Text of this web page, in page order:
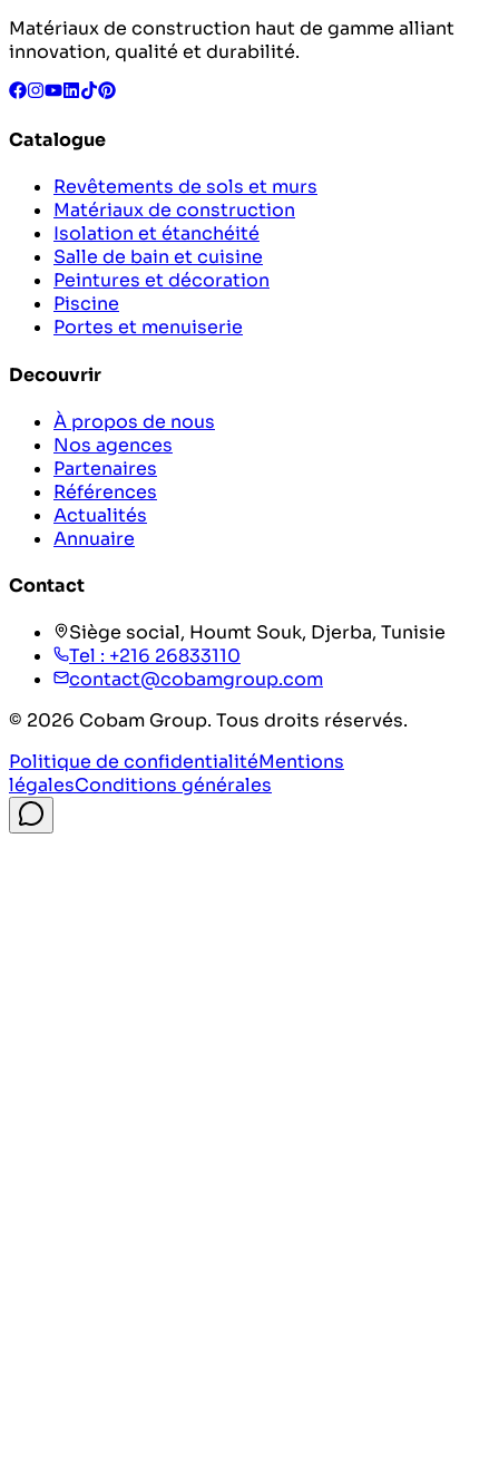
Matériaux de construction haut de gamme alliant
innovation, qualité et durabilité.
Catalogue
Revêtements de sols et murs
Matériaux de construction
Isolation et étanchéité
Salle de bain et cuisine
Peintures et décoration
Piscine
Portes et menuiserie
Decouvrir
À propos de nous
Nos agences
Partenaires
Références
Actualités
Annuaire
Contact
Siège social, Houmt Souk, Djerba, Tunisie
Tel : +216 26833110
contact@cobamgroup.com
© 2026 Cobam Group. Tous droits réservés.
Politique de confidentialitéMentions
légalesConditions générales